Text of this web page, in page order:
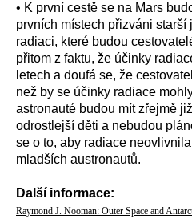
• K první cestě se na Mars
prvních místech přizváni
radiaci, které budou
přitom z faktu, že účinky
letech a doufá se, že
než by se účinky radiace
astronauté budou mít zřejmě
odrostlejší děti a nebudou
se o to, aby radiace
mladších austronautů.
Další informace:
Raymond J. Nooman: Outer Space and